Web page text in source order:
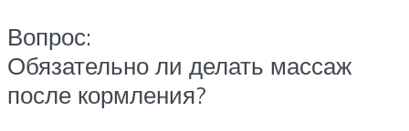
Вопрос:
Обязательно ли делать массаж
после кормления?